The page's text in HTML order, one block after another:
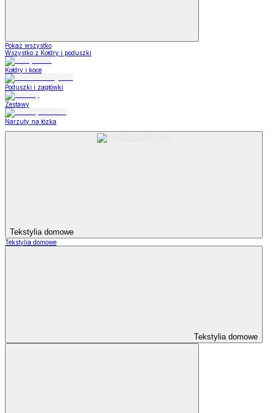
Pokaż wszystko
Wszystko z Kołdry i poduszki
Kołdry i koce
Poduszki i zagłówki
Zestawy
Narzuty na łózka
Tekstylia domowe
Tekstylia domowe
Tekstylia domowe